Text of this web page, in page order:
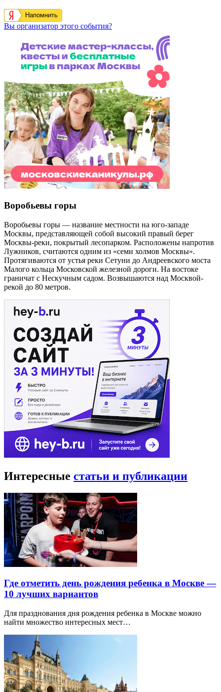
Напомнить
Вы организатор этого события?
Воробьевы горы
Воробьевы горы — название местности на юго-западе
Москвы, представляющей собой высокий правый берег
Москвы-реки, покрытый лесопарком. Расположены напротив
Лужников, считаются одним из «семи холмов Москвы».
Протягиваются от устья реки Сетуни до Андреевского моста
Малого кольца Московской железной дороги. На востоке
граничат с Нескучным садом. Возвышаются над Москвой-
рекой до 80 метров.
Интересные статьи и публикации
Где отметить день рождения ребенка в Москве —
10 лучших вариантов
Для празднования дня рождения ребенка в Москве можно
найти множество интересных мест…